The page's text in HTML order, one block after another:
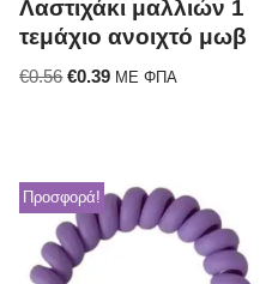
Λαστιχάκι μαλλιών 1
τεμάχιο ανοιχτό μωβ
€0.56 €0.39 ΜΕ ΦΠΑ
Προσφορά!